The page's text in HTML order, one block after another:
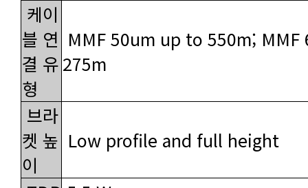
형
275m
이
Low profile and full height